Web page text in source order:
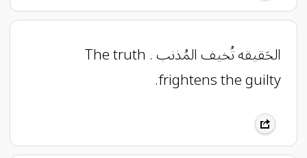
الحَقيقه تُخيف المُذنب . The truth
frightens the guilty.